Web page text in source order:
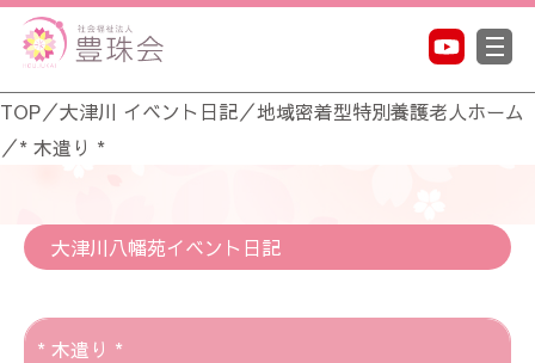
TOP／大津川 イベント日記／地域密着型特別養護老人ホーム
／* 木遣り *
大津川八幡苑イベント日記
* 木遣り *